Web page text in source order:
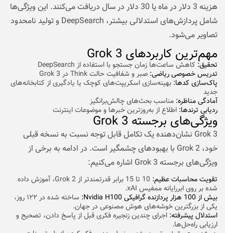
هزینه 3 دلار در ماه یا 30 دلار در سال دریافت می‌کنند. این ویژگی‌ها
شامل پردازش‌های استدلالی بیشتر، DeepSearch و تولید نامحدود
تصاویر می‌شود.
مهم‌ترین کاربردهای Grok 3
تحقیق: کاهش ساعت‌ها زمان جستجو با استفاده از DeepSearch
تدریس خصوصی ریاضی: صبر و شفافیت حالت Think در Grok 3
پاک‌سازی کدها: بهینه‌سازی اسکریپت‌های کوچک یا یادگیری از کتابخانه‌های
جدید
آمادگی مناظره: مناسب بحث‌های چالش‌برانگیز
ردیابی ترندها: اطلاع از به‌روزترین خبرها و موضوعات اینترنت
ویژگی‌های برجسته Grok 3
Grok 3 نشان‌دهنده یک تکامل قابل توجه نسبت به نسخه قبلی
خود، Grok 2 با بهبودهای چشمگیر است. در ادامه به برخی از
ویژگی‌های برجسته Grok 3 اشاره می‌کنیم:
تقویت محاسبات عظیم:
10 تا 15 برابر قدرتمندتر از Grok 2، آموزش داده
شده بر روی ابررایانه ممفیس xAI.
بیش از 100 هزار پردازنده گرافیکی Nvidia H100:
ساخته شده در ۱۲۲ روز،
یکی از بزرگترین خوشه‌های هوش مصنوعی در جهان.
استدلال پیشرفته: اجرای چندین زنجیره فکری قبل از پاسخ دادن، تصحیح و
ارزیابی راه‌حل‌ها.